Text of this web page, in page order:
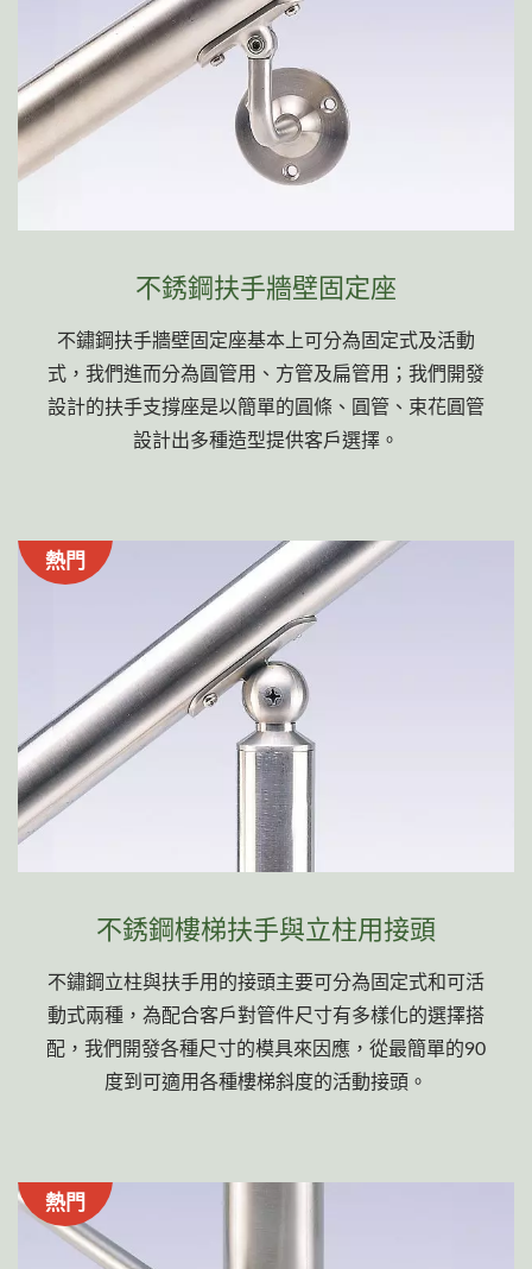
不銹鋼扶手牆壁固定座
不鏽鋼扶手牆壁固定座基本上可分為固定式及活動
式，我們進而分為圓管用、方管及扁管用；我們開發
設計的扶手支撐座是以簡單的圓條、圓管、束花圓管
設計出多種造型提供客戶選擇。
熱門
不銹鋼樓梯扶手與立柱用接頭
不鏽鋼立柱與扶手用的接頭主要可分為固定式和可活
動式兩種，為配合客戶對管件尺寸有多樣化的選擇搭
配，我們開發各種尺寸的模具來因應，從最簡單的90
度到可適用各種樓梯斜度的活動接頭。
熱門